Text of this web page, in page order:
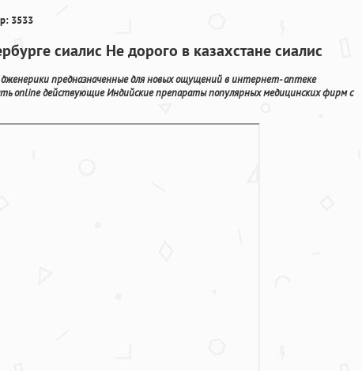
3533
сиалис Не дорого в казахстане сиалис
дженерики предназначенные для новых ощущений в интернет- аптеке
online действующие Индийские препараты популярных медицинских фирм с